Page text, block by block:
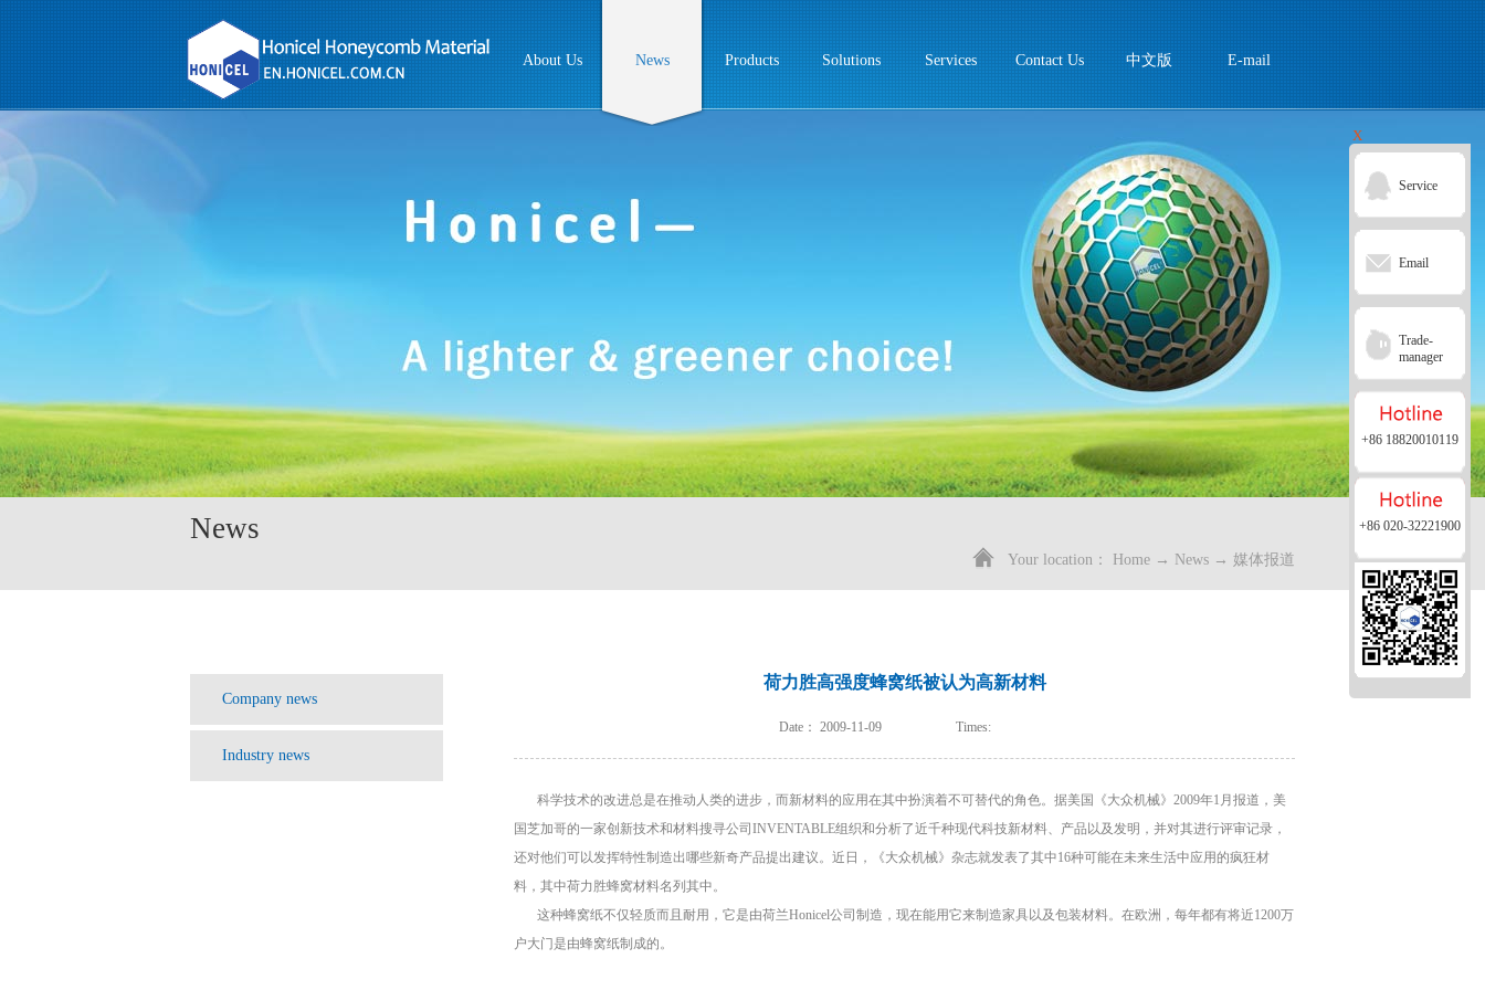
About Us News Products Solutions Services Contact Us 中文版 E-mail
News
Company news
Industry news
Your location： Home → News → 媒体报道
荷力胜高强度蜂窝纸被认为高新材料
Date： 2009-11-09 Times:
科学技术的改进总是在推动人类的进步，而新材料的应用在其中扮演着不可替代的角色。据美国《大众机械》2009年1月报道，美
国芝加哥的一家创新技术和材料搜寻公司INVENTABLE组织和分析了近千种现代科技新材料、产品以及发明，并对其进行评审记录，
还对他们可以发挥特性制造出哪些新奇产品提出建议。近日，《大众机械》杂志就发表了其中16种可能在未来生活中应用的疯狂材
料，其中荷力胜蜂窝材料名列其中。
这种蜂窝纸不仅轻质而且耐用，它是由荷兰Honicel公司制造，现在能用它来制造家具以及包装材料。在欧洲，每年都有将近1200万
户大门是由蜂窝纸制成的。
X
Service
Email
Trade-
manager
+86 18820010119
+86 020-32221900